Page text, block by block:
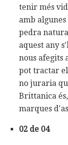
tenir més
amb
pedra
aquest any
nous afegits
pot tractar el
no juraria
Brittanica
marques
02 de 04